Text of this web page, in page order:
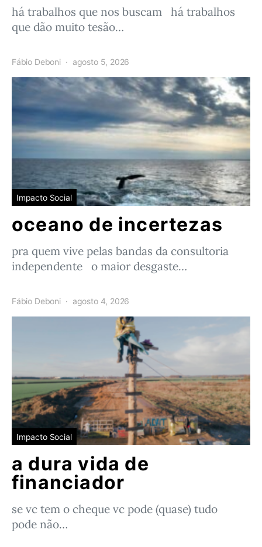
há trabalhos que nos buscam há trabalhos
que dão muito tesão…
Fábio Deboni agosto 5, 2026
Impacto Social
oceano de incertezas
pra quem vive pelas bandas da consultoria
independente o maior desgaste…
Fábio Deboni agosto 4, 2026
Impacto Social
a dura vida de
financiador
se vc tem o cheque vc pode (quase) tudo
pode não…